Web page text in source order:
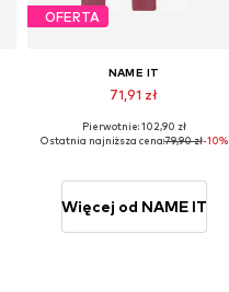
OFERTA
NAME IT
71,91 zł
Dostępne w różnych rozmiarach
Pierwotnie: 102,90 zł
Ostatnia najniższa cena:79,90 zł-10%
Więcej od NAME IT